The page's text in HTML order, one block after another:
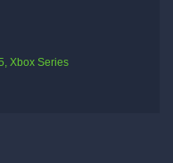
Xbox Series